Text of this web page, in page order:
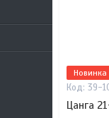
Новинка
39-
Цанга